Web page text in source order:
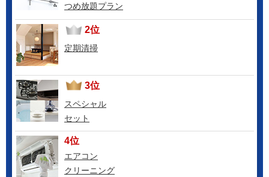
つめ放題プラン
2位
定期清掃
3位
スペシャル
セット
4位
エアコン
クリーニング